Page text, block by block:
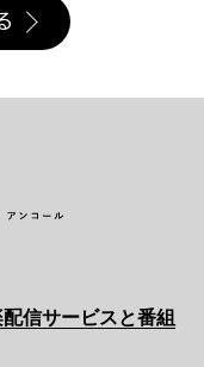
信サービスと番組